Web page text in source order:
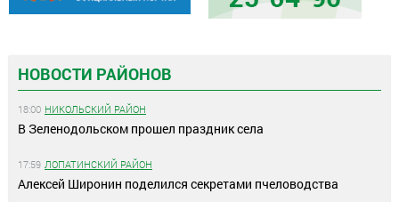
НОВОСТИ РАЙОНОВ
18:00 НИКОЛЬСКИЙ РАЙОН
В Зеленодольском прошел праздник села
17:59 ЛОПАТИНСКИЙ РАЙОН
Алексей Широнин поделился секретами пчеловодства